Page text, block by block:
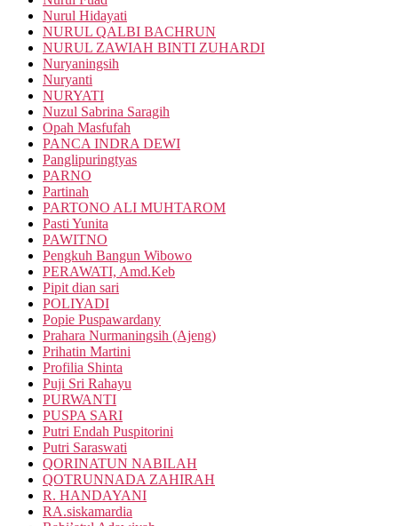
Nurul Hidayati
NURUL QALBI BACHRUN
NURUL ZAWIAH BINTI ZUHARDI
Nuryaningsih
Nuryanti
NURYATI
Nuzul Sabrina Saragih
Opah Masfufah
PANCA INDRA DEWI
Panglipuringtyas
PARNO
Partinah
PARTONO ALI MUHTAROM
Pasti Yunita
PAWITNO
Pengkuh Bangun Wibowo
PERAWATI, Amd.Keb
Pipit dian sari
POLIYADI
Popie Puspawardany
Prahara Nurmaningsih (Ajeng)
Prihatin Martini
Profilia Shinta
Puji Sri Rahayu
PURWANTI
PUSPA SARI
Putri Endah Puspitorini
Putri Saraswati
QORINATUN NABILAH
QOTRUNNADA ZAHIRAH
R. HANDAYANI
RA.siskamardia